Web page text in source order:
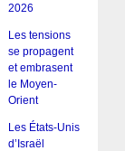
2026
Les tensions
se propagent
et embrasent
le Moyen-
Orient
Les États-Unis
d’Israël